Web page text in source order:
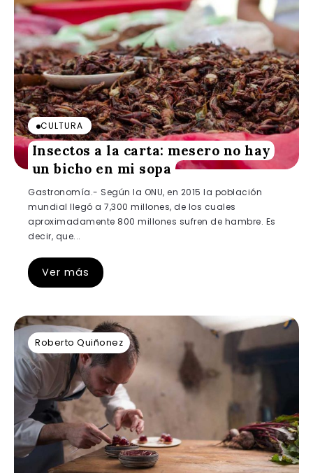
CULTURA
Insectos a la carta: mesero no hay
un bicho en mi sopa
Gastronomía.- Según la ONU, en 2015 la población
mundial llegó a 7,300 millones, de los cuales
aproximadamente 800 millones sufren de hambre. Es
decir, que...
Ver más
Roberto Quiñonez